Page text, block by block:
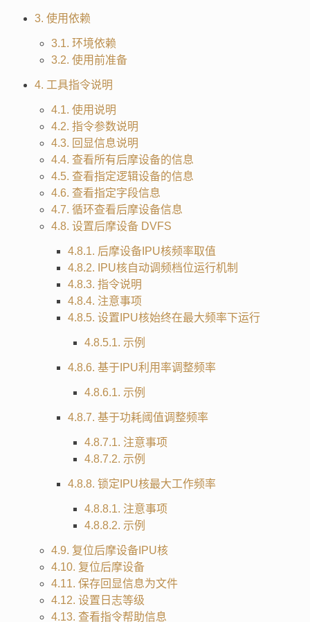
3. 使用依赖
3.1. 环境依赖
3.2. 使用前准备
4. 工具指令说明
4.1. 使用说明
4.2. 指令参数说明
4.3. 回显信息说明
4.4. 查看所有后摩设备的信息
4.5. 查看指定逻辑设备的信息
4.6. 查看指定字段信息
4.7. 循环查看后摩设备信息
4.8. 设置后摩设备 DVFS
4.8.1. 后摩设备IPU核频率取值
4.8.2. IPU核自动调频档位运行机制
4.8.3. 指令说明
4.8.4. 注意事项
4.8.5. 设置IPU核始终在最大频率下运行
4.8.5.1. 示例
4.8.6. 基于IPU利用率调整频率
4.8.6.1. 示例
4.8.7. 基于功耗阈值调整频率
4.8.7.1. 注意事项
4.8.7.2. 示例
4.8.8. 锁定IPU核最大工作频率
4.8.8.1. 注意事项
4.8.8.2. 示例
4.9. 复位后摩设备IPU核
4.10. 复位后摩设备
4.11. 保存回显信息为文件
4.12. 设置日志等级
4.13. 查看指令帮助信息